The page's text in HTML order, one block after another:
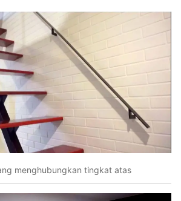
menghubungkan tingkat atas